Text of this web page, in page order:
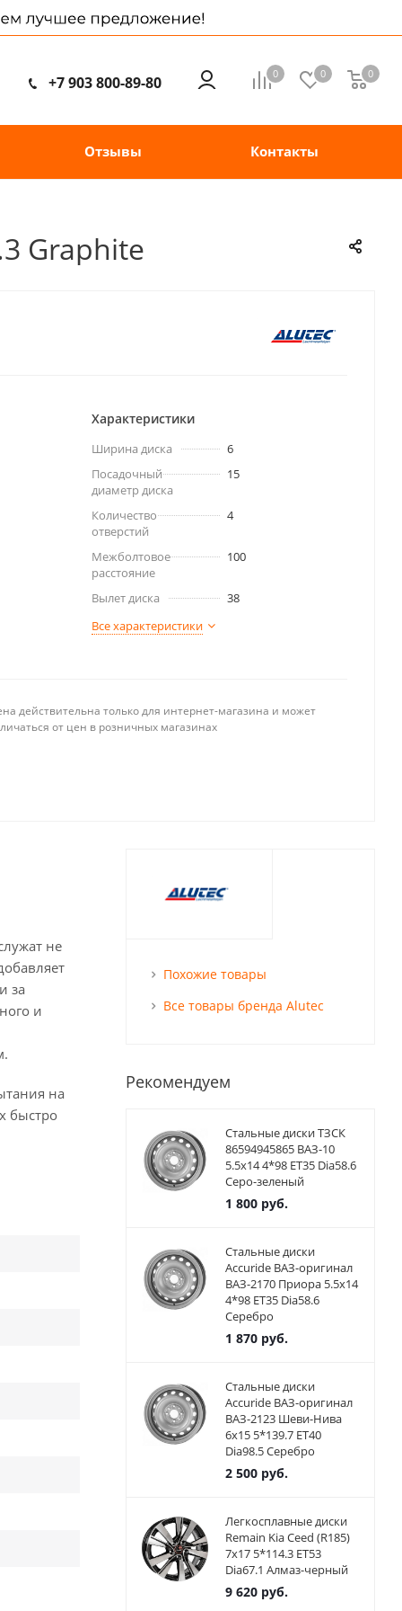
0 0 0
+7 903 800-89-80
Отзывы Контакты
Graphite
Характеристики
Ширина диска
6
Посадочный
диаметр диска
15
Количество
отверстий
4
Межболтовое
расстояние
100
Вылет диска
38
Все характеристики
действительна только для интернет-магазина и может
от цен в розничных магазинах
не
за
и
на
быстро
Похожие товары
Все товары бренда Alutec
Рекомендуем
Стальные диски ТЗСК
86594945865 ВАЗ-10
5.5x14 4*98 ET35 Dia58.6
Серо-зеленый
1 800руб.
Стальные диски
Accuride ВАЗ-оригинал
ВАЗ-2170 Приора 5.5x14
4*98 ET35 Dia58.6
Серебро
1 870руб.
Стальные диски
Accuride ВАЗ-оригинал
ВАЗ-2123 Шеви-Нива
6x15 5*139.7 ET40
Dia98.5 Серебро
2 500руб.
Легкосплавные диски
Remain Kia Ceed (R185)
7x17 5*114.3 ET53
Dia67.1 Алмаз-черный
9 620руб.